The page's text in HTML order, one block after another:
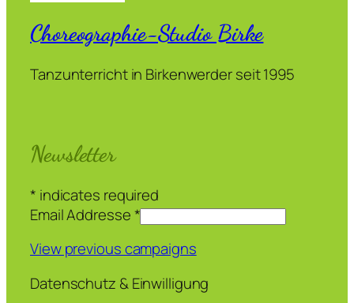
Choreographie-Studio Birke
Tanzunterricht in Birkenwerder seit 1995
Newsletter
* indicates required
Email Addresse*
View previous campaigns
Datenschutz & Einwilligung